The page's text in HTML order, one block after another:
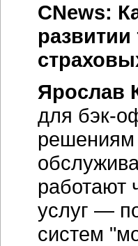
CNews:
Ярослав
для бэк-
решениям
работают
услуг —
систем